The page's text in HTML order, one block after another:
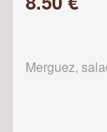
Merguez,